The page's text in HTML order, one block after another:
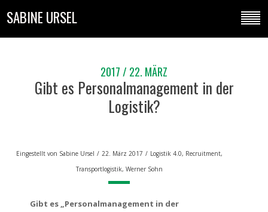
SABINE URSEL
2017 / 22. MÄRZ
Gibt es Personalmanagement in der
Logistik?
Eingestellt von Sabine Ursel / 22. März 2017 / Logistik 4.0, Recruitment,
Transportlogistik, Werner Sohn
Gibt es „Personalmanagement in der